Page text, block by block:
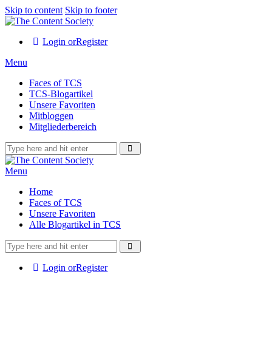
Skip to content Skip to footer
Login orRegister
Menu
Faces of TCS
TCS-Blogartikel
Unsere Favoriten
Mitbloggen
Mitgliederbereich
Menu
Home
Faces of TCS
Unsere Favoriten
Alle Blogartikel in TCS
Login orRegister